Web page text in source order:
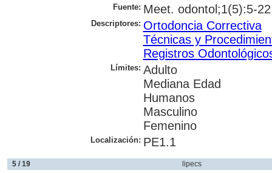
Fuente: Meet. odontol;1(5):5-
Descriptores: Ortodoncia Correctiva
Técnicas y
Registros
Límites: Adulto
Mediana Edad
Humanos
Masculino
Femenino
Localización: PE1.1
5 / 19 lipecs